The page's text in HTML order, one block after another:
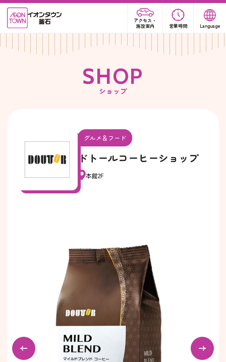
アクセス・
施設案内
営業時間 Language
SHOP
ショップ
グルメ＆フード
ドトールコーヒーショップ
本館2F